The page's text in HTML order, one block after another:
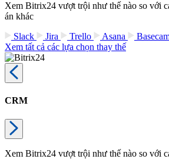
Xem Bitrix24 vượt trội như thế nào so với
án khác
Slack
Jira Trello Asana
Xem tất cả các lựa chọn thay thế
CRM
Xem Bitrix24 vượt trội như thế nào so với